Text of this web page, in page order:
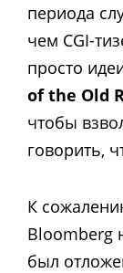
периода
чем CGI-
просто
of the Old
чтобы
говорить,
К
Bloomberg
был